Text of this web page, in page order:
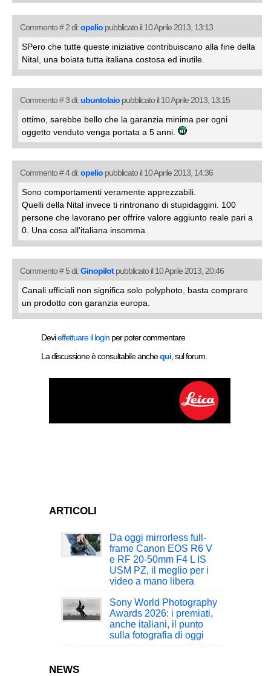
Commento # 2 di:opelio pubblicato il 10 Aprile 2013, 13:13
SPero che tutte queste iniziative contribuiscano alla fine della
Nital, una boiata tutta italiana costosa ed inutile.
Commento # 3 di:ubuntolaio pubblicato il 10 Aprile 2013, 13:15
ottimo, sarebbe bello che la garanzia minima per ogni
oggetto venduto venga portata a 5 anni.
Commento # 4 di:opelio pubblicato il 10 Aprile 2013, 14:36
Sono comportamenti veramente apprezzabili.
Quelli della Nital invece ti rintronano di stupidaggini. 100
persone che lavorano per offrire valore aggiunto reale pari a
0. Una cosa all'italiana insomma.
Commento # 5 di:Ginopilotpubblicato il 10 Aprile 2013, 20:46
Canali ufficiali non significa solo polyphoto, basta comprare
un prodotto con garanzia europa.
Devieffettuare il login per poter commentare
La discussione è consultabile anchequi , sul forum.
ARTICOLI
Da oggi mirrorless full-
frame Canon EOS R6 V
e RF 20-50mm F4 L IS
USM PZ, il meglio per i
video a mano libera
Sony World Photography
Awards 2026: i premiati,
anche italiani, il punto
sulla fotografia di oggi
NEWS